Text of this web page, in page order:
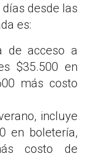
desde las
es:
de acceso a
$35.500 en
más costo
incluye
en boletería,
costo de